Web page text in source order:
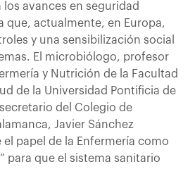
avances en seguridad
que, actualmente, en Europa,
y una sensibilización social
El microbiólogo, profesor
y Nutrición de la Facultad
de la Universidad Pontificia de
del Colegio de
Javier Sánchez
el papel de la Enfermería como
para que el sistema sanitario